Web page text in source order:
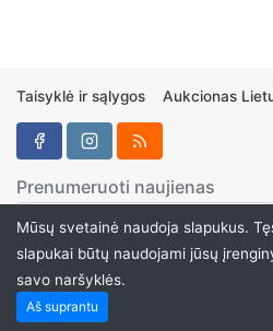
Taisyklė ir sąlygos Aukcionas
Prenumeruoti naujienas
Mūsų svetainė naudoja slapukus.
slapukai būtų naudojami jūsų
savo naršyklės.
Aš suprantu